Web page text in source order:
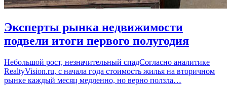
Эксперты рынка недвижимости
подвели итоги первого полугодия
Небольшой рост, незначительный спадСогласно аналитике
RealtyVision.ru, с начала года стоимость жилья на вторичном
рынке каждый месяц медленно, но верно ползла…